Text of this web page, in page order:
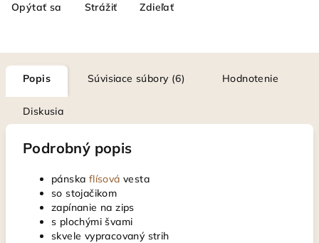
Opýtať sa Strážiť Zdieľať
Popis Súvisiace súbory (6) Hodnotenie
Diskusia
Podrobný popis
pánska flísová vesta
so stojačikom
zapínanie na zips
s plochými švami
skvele vypracovaný strih